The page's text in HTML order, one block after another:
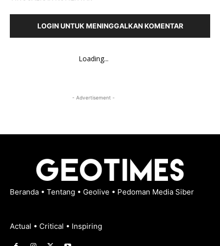
LOGIN UNTUK MENINGGALKAN KOMENTAR
Loading...
- Advertisement -
Beranda • Tentang • Geolive • Pedoman Media Siber
Actual • Critical • Inspiring